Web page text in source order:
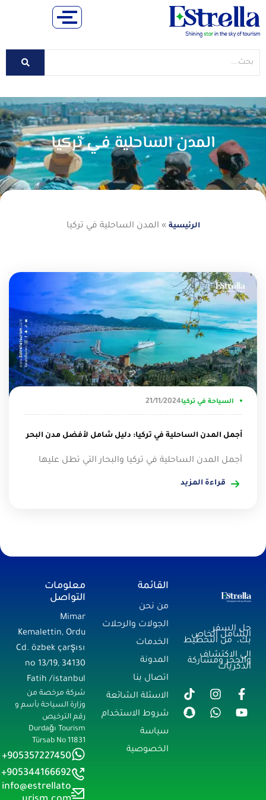
المدن الساحلية في تركيا
الرئيسية » المدن الساحلية في تركيا
السياحة في تركيا21/11/2024
أجمل المدن الساحلية في تركيا: دليل شامل لأفضل مدن البحر
أجمل المدن الساحلية في تركيا والبحار التي تطل عليها
قراءة المزيد
حل السفر
الشامل الخاص
بك، من التخطيط
إلى الاكتشاف
والحجز ومشاركة
الذكريات
القائمة
من نحن
الجولات والرحلات
الخدمات
المدونة
اتصال بنا
الاسئلة الشائعة
شروط الاستخدام
سياسة
الخصوصية
معلومات
التواصل
Mimar
Kemalettin, Ordu
Cd. özbek çarşısı
no 13/19, 34130
Fatih /istanbul
شركة مرخصة من
وزارة السياحة بأسم و
رقم الترخيص
Durdağı Tourism
Türsab No 11831
905357227450+
905344166692+
info@estrellato